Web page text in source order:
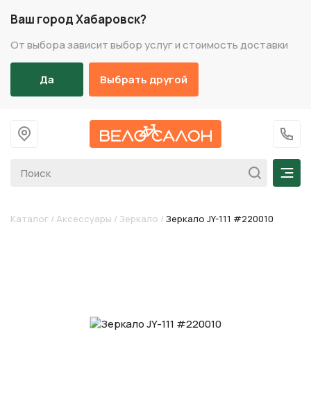
Ваш город Хабаровск?
От выбора зависит выбор услуг и стоимость доставки
Да Выбрать другой
На главную
+7
Каталог / Аксессуары / Зеркало / Зеркало JY-111 #220010